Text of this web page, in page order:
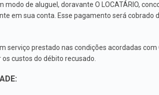
de aluguel, doravante O LOCATÁRIO,
em sua conta. Esse pagamento será cobrado
serviço prestado nas condições acordadas com
custos do débito recusado.